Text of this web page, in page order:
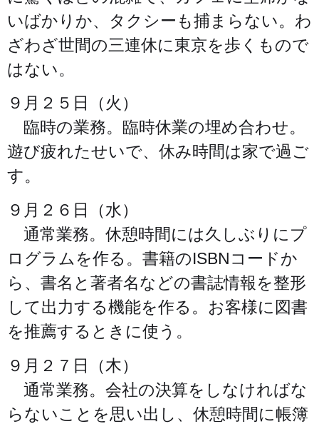
いばかりか、タクシーも捕まらない。わ
ざわざ世間の三連休に東京を歩くもので
はない。
９月２５日（火）
臨時の業務。臨時休業の埋め合わせ。
遊び疲れたせいで、休み時間は家で過ご
す。
９月２６日（水）
通常業務。休憩時間には久しぶりにプ
ログラムを作る。書籍のISBNコードか
ら、書名と著者名などの書誌情報を整形
して出力する機能を作る。お客様に図書
を推薦するときに使う。
９月２７日（木）
通常業務。会社の決算をしなければな
らないことを思い出し、休憩時間に帳簿